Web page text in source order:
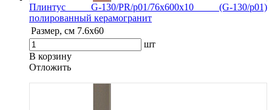
Плинтус G-130/PR/p01/76x600x10 (G-130/p01)
полированный керамогранит
Размер, см 7.6х60
шт
В корзину
Oтложить